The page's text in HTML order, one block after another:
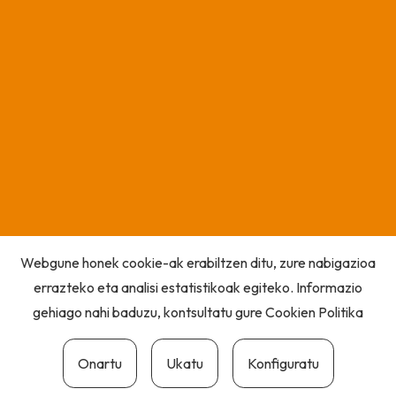
Webgune honek cookie-ak erabiltzen ditu, zure nabigazioa
errazteko eta analisi estatistikoak egiteko. Informazio
gehiago nahi baduzu, kontsultatu gureCookien Politika
Onartu Ukatu Konfiguratu